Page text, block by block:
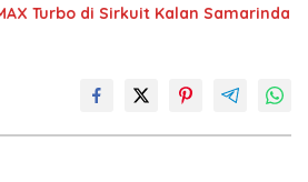
Turbo di Sirkuit Kalan Samarinda